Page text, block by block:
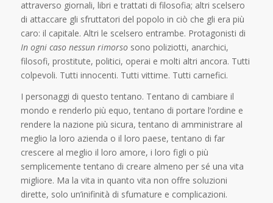
attraverso giornali, libri e trattati di filosofia; altri scelsero
di attaccare gli sfruttatori del popolo in ciò che gli era più
caro: il capitale. Altri le scelsero entrambe. Protagonisti di
In ogni caso nessun rimorso sono poliziotti, anarchici,
filosofi, prostitute, politici, operai e molti altri ancora. Tutti
colpevoli. Tutti innocenti. Tutti vittime. Tutti carnefici.
I personaggi di questo tentano. Tentano di cambiare il
mondo e renderlo più equo, tentano di portare l’ordine e
rendere la nazione più sicura, tentano di amministrare al
meglio la loro azienda o il loro paese, tentano di far
crescere al meglio il loro amore, i loro figli o più
semplicemente tentano di creare almeno per sé una vita
migliore. Ma la vita in quanto vita non offre soluzioni
dirette, solo un’inifinità di sfumature e complicazioni.